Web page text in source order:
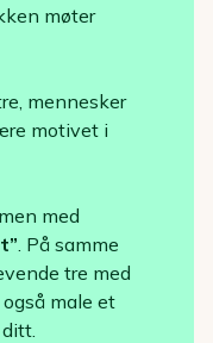
møter
mennesker
motivet i
med
. På samme
tre med
male et